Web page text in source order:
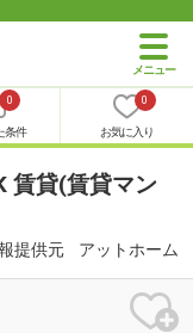
0
条件
0
お気に入り
賃貸(賃貸マン
提供元 アットホーム